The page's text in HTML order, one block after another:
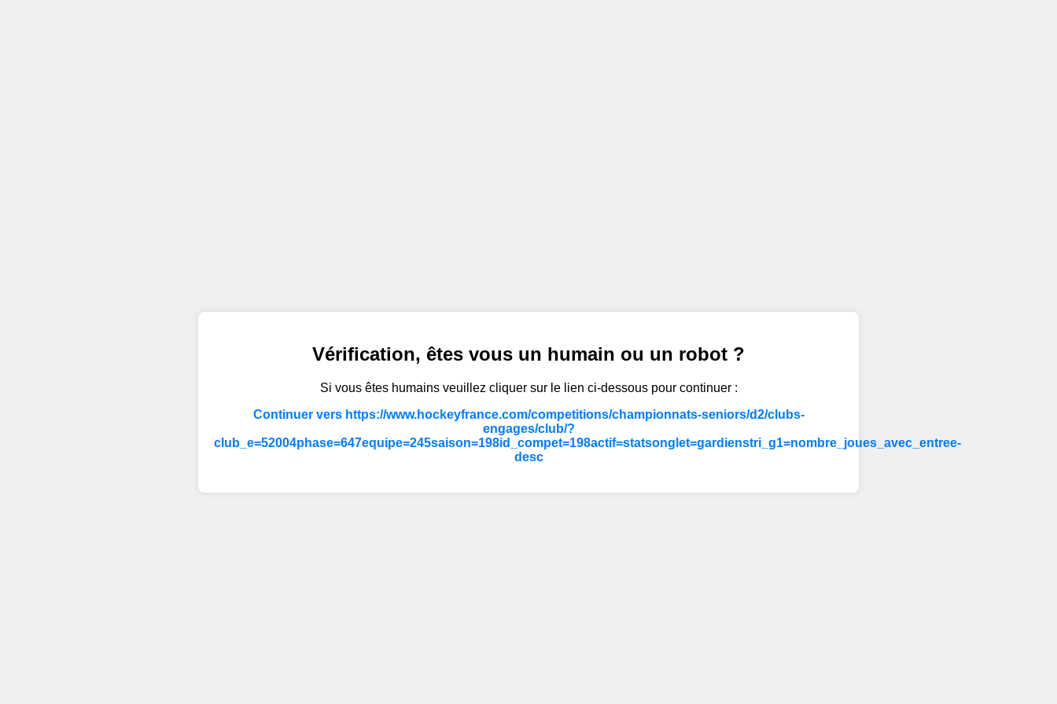
Vérification, êtes vous un humain ou un robot ?
Si vous êtes humains veuillez cliquer sur le lien ci-dessous pour continuer :
Continuer vers https://www.hockeyfrance.com/competitions/championnats-seniors/d2/clubs-
engages/club/?
club_e=52004phase=647equipe=245saison=198id_compet=198actif=statsonglet=gardienstri_g1=nombre_joues_avec_entree-
desc